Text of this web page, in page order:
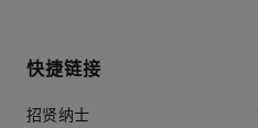
快捷链接
招贤纳士